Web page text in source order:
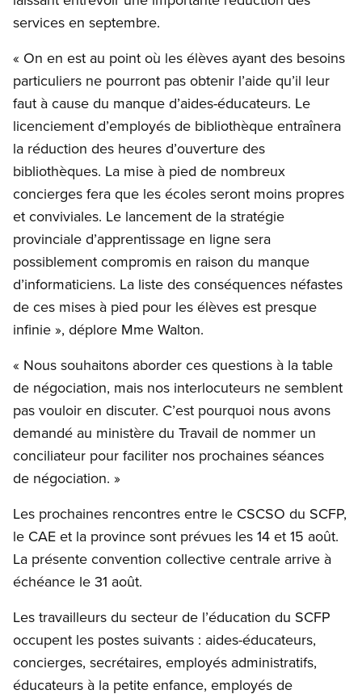
services en septembre.
« On en est au point où les élèves ayant des besoins
particuliers ne pourront pas obtenir l’aide qu’il leur
faut à cause du manque d’aides-éducateurs. Le
licenciement d’employés de bibliothèque entraînera
la réduction des heures d’ouverture des
bibliothèques. La mise à pied de nombreux
concierges fera que les écoles seront moins propres
et conviviales. Le lancement de la stratégie
provinciale d’apprentissage en ligne sera
possiblement compromis en raison du manque
d’informaticiens. La liste des conséquences néfastes
de ces mises à pied pour les élèves est presque
infinie », déplore Mme Walton.
« Nous souhaitons aborder ces questions à la table
de négociation, mais nos interlocuteurs ne semblent
pas vouloir en discuter. C’est pourquoi nous avons
demandé au ministère du Travail de nommer un
conciliateur pour faciliter nos prochaines séances
de négociation. »
Les prochaines rencontres entre le CSCSO du SCFP,
le CAE et la province sont prévues les 14 et 15 août.
La présente convention collective centrale arrive à
échéance le 31 août.
Les travailleurs du secteur de l’éducation du SCFP
occupent les postes suivants : aides-éducateurs,
concierges, secrétaires, employés administratifs,
éducateurs à la petite enfance, employés de